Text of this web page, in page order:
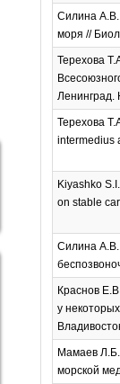
Силина
моря //
Терехова
Ленинград.
Терехова
intermedius
Kiyashko
on stable
Силина А.В.
Краснов
у
Мамаев
морской